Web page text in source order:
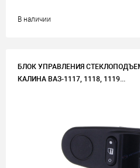
В наличии
БЛОК УПРАВЛЕНИЯ
КАЛИНА ВАЗ-1117, 1118, 1119...